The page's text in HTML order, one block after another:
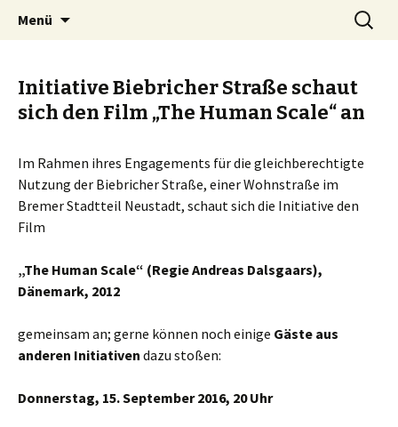
BREMENIZE
Menü
Suchen
nach:
Initiative Biebricher Straße schaut
sich den Film „The Human Scale“ an
Im Rahmen ihres Engagements für die gleichberechtigte
Nutzung der Biebricher Straße, einer Wohnstraße im
Bremer Stadtteil Neustadt, schaut sich die Initiative den
Film
„The Human Scale“ (Regie Andreas Dalsgaars),
Dänemark, 2012
gemeinsam an; gerne können noch einige Gäste aus
anderen Initiativen dazu stoßen:
Donnerstag, 15. September 2016, 20 Uhr